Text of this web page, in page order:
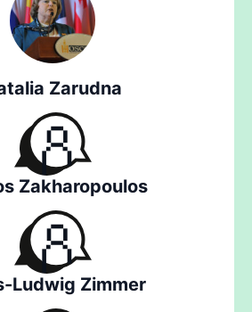
Zarudna
Zakharopoulos
Ludwig Zimmer